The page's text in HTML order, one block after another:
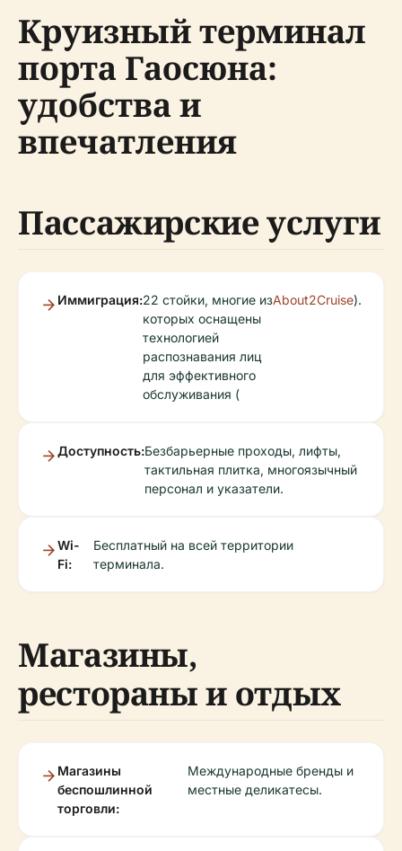
Круизный терминал
порта Гаосюна:
удобства и
впечатления
Пассажирские услуги
Иммиграция:22 стойки, многие из
которых оснащены
технологией
распознавания лиц
для эффективного
обслуживания (
About2Cruise).
Доступность:Безбарьерные проходы, лифты,
тактильная плитка, многоязычный
персонал и указатели.
Wi-
Fi:
Бесплатный на всей территории
терминала.
Магазины,
рестораны и отдых
Магазины
беспошлинной
торговли:
Международные бренды и
местные деликатесы.